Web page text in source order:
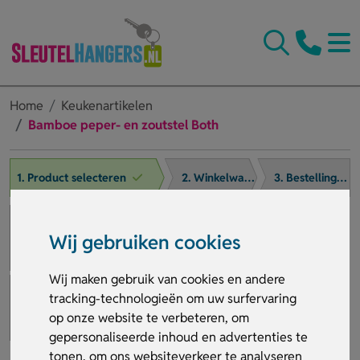
Wij gebruiken cookies
Wij maken gebruik van cookies en andere
tracking-technologieën om uw surfervaring
op onze website te verbeteren, om
gepersonaliseerde inhoud en advertenties te
tonen, om ons websiteverkeer te analyseren
Home
Keukenartikelen
Bamboe peper- en zoutstel Both
1. Product selecteren 2. Winkelwagen 3. Bestelling afronden